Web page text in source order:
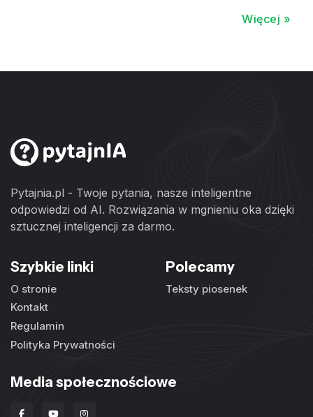
Więcej »
Pytajnia.pl - Twoje pytania, nasze inteligentne
odpowiedzi od AI. Rozwiązania w mgnieniu oka dzięki
sztucznej inteligencji za darmo.
Szybkie linki
O stronie
Kontakt
Regulamin
Polityka Prywatności
Polecamy
Teksty piosenek
Media społecznościowe